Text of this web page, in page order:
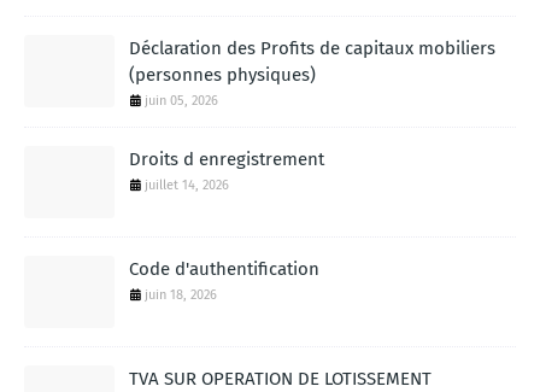
Déclaration des Profits de capitaux mobiliers
(personnes physiques)
juin 05, 2026
Droits d enregistrement
juillet 14, 2026
Code d'authentification
juin 18, 2026
TVA SUR OPERATION DE LOTISSEMENT